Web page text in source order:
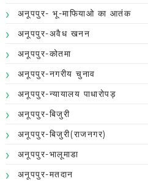
अनूपपुर- भू-माफियाओ का आतंक
अनूपपुर-अवैध खनन
अनूपपुर-कोतमा
अनूपपुर-नगरीय चुनाव
अनूपपुर-न्यायालय पाधारोपड़
अनूपपुर-बिजुरी
अनूपपुर-बिजुरी(राजनगर)
अनूपपुर-भालूमाडा
अनूपपुर-मतदान